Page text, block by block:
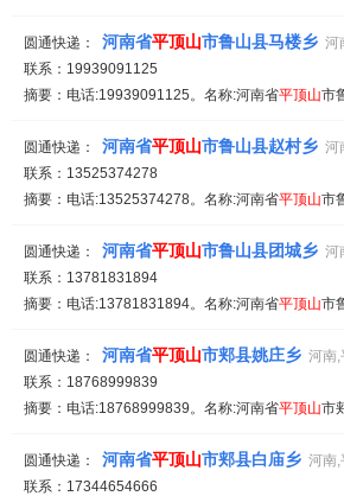
圆通快递： 河南省平顶山市鲁山县马楼乡 河
联系：19939091125
摘要：电话:19939091125。名称:河南省平顶山市
圆通快递： 河南省平顶山市鲁山县赵村乡 河
联系：13525374278
摘要：电话:13525374278。名称:河南省平顶山市
圆通快递： 河南省平顶山市鲁山县团城乡 河
联系：13781831894
摘要：电话:13781831894。名称:河南省平顶山市
圆通快递： 河南省平顶山市郏县姚庄乡 河南,
联系：18768999839
摘要：电话:18768999839。名称:河南省平顶山市
圆通快递： 河南省平顶山市郏县白庙乡 河南,
联系：17344654666